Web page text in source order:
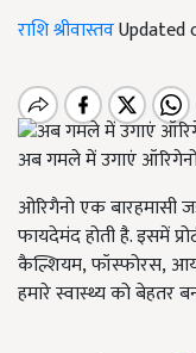
राशि श्रीवास्तवUpdated
अब गमले में उगाएं
ओरिगैनो एक बारहमासी
फायदेमंद होती है. इसमें
कैल्शियम, फॉस्फोरस,
हमारे स्वास्थ्य को बेहतर